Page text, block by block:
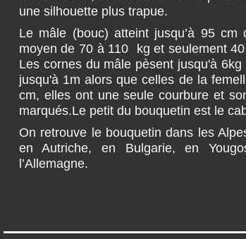
une silhouette plus trapue.
Le mâle (bouc) atteint jusqu’à 95
moyen de 70 à 110 kg et seulement
Les cornes du mâle pèsent jusqu'à
jusqu'à 1m alors que celles de la
cm, elles ont une seule courbure et
marqués.Le petit du bouquetin est le
On retrouve le bouquetin dans les
en Autriche, en Bulgarie, en
l’Allemagne.